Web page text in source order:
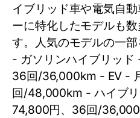
イブリッド車や電気自
ーに特化したモデルも
す。人気のモデルの一部
- ガソリンハイブリッド
36回/36,000km - EV -
回/48,000km - ハイブ
74,800円、36回/